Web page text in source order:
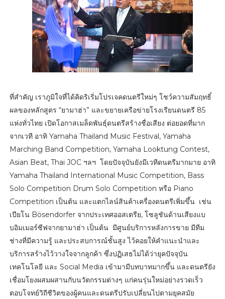
ที่สำคัญ เราภูมิใจที่ได้คิดริเริ่มโปรเจคดนตรีใหม่ๆ โชว์ความสัมฤทธิ์
ผลของหลักสูตร “ยามาฮ่า” และขยายเครือข่ายโรงเรียนดนตรี 85
แห่งทั่วไทย เปิดโอกาสเมล็ดพันธุ์ดนตรีสร้างชื่อเสียง ต่อยอดที่มาก
จากเวที อาทิ Yamaha Thailand Music Festival, Yamaha
Marching Band Competition, Yamaha Looktung Contest,
Asian Beat, Thai JOC ฯลฯ โดยปัจจุบันยังมีเวทีดนตรีมากมาย อาทิ
Yamaha Thailand International Music Competition, Bass
Solo Competition Drum Solo Competition หรือ Piano
Competition เป็นต้น และแตกไลน์สินค้าเครื่องดนตรีเพิ่มขึ้น เช่น
เปียโน Bösendorfer จากประเทศออสเตรีย, โซลูชันด้านเสียงแบ
บอิมเมอร์ซีฟจากยามาฮ่า เป็นต้น มีศูนย์บริการหลังการขาย มีทีม
ช่างที่มีความรู้ และประสบการณ์ชั้นสูง ไว้คอยให้คำแนะนำและ
บริการสร้างไว้วางใจจากลูกค้า ซึ่งปฏิเสธไม่ได้ว่ายุคปัจจุบัน
เทคโนโลยี และ Social Media เข้ามามีบทบาทมากขึ้น และดนตรียัง
เชื่อมโยงผสมผสานกับนวัตกรรมต่างๆ แก่คนรุ่นใหม่อย่างรวดเร็ว
ตอบโจทย์วิถีชีวิตของผู้คนและดนตรีปรับเปลี่ยนไปตามยุคสมัย